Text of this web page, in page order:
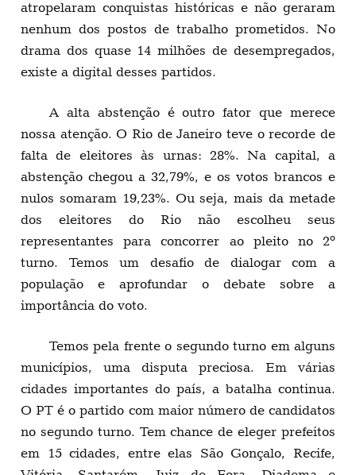
atropelaram conquistas históricas e não geraram
nenhum dos postos de trabalho prometidos. No
drama dos quase 14 milhões de desempregados,
existe a digital desses partidos.
A alta abstenção é outro fator que merece
nossa atenção. O Rio de Janeiro teve o recorde de
falta de eleitores às urnas: 28%. Na capital, a
abstenção chegou a 32,79%, e os votos brancos e
nulos somaram 19,23%. Ou seja, mais da metade
dos eleitores do Rio não escolheu seus
representantes para concorrer ao pleito no 2º
turno. Temos um desafio de dialogar com a
população e aprofundar o debate sobre a
importância do voto.
Temos pela frente o segundo turno em alguns
municípios, uma disputa preciosa. Em várias
cidades importantes do país, a batalha continua.
O PT é o partido com maior número de candidatos
no segundo turno. Tem chance de eleger prefeitos
em 15 cidades, entre elas São Gonçalo, Recife,